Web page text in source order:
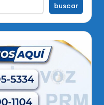
buscar